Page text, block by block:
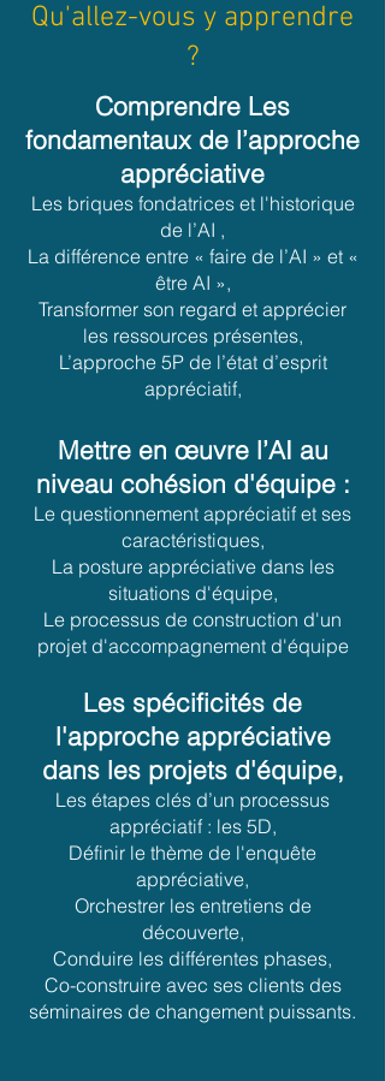
Qu'allez-vous y apprendre
?
Comprendre Les
fondamentaux de l’approche
appréciative
Les briques fondatrices et l'historique
de l’AI ,
La différence entre « faire de l’AI » et «
être AI »,
Transformer son regard et apprécier
les ressources présentes,
L’approche 5P de l’état d’esprit
appréciatif,
Mettre en œuvre l’AI au
niveau cohésion d'équipe :
Le questionnement appréciatif et ses
caractéristiques,
La posture appréciative dans les
situations d'équipe,
Le processus de construction d'un
projet d'accompagnement d'équipe
Les spécificités de
l'approche appréciative
dans les projets d'équipe,
Les étapes clés d’un processus
appréciatif : les 5D,
Définir le thème de l'enquête
appréciative,
Orchestrer les entretiens de
découverte,
Conduire les différentes phases,
Co-construire avec ses clients des
séminaires de changement puissants.